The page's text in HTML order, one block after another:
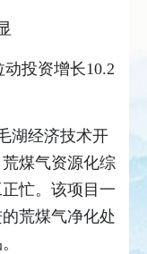
投资增长10.2
湖经济技术开
煤气资源化综
忙。该项目一
荒煤气净化处